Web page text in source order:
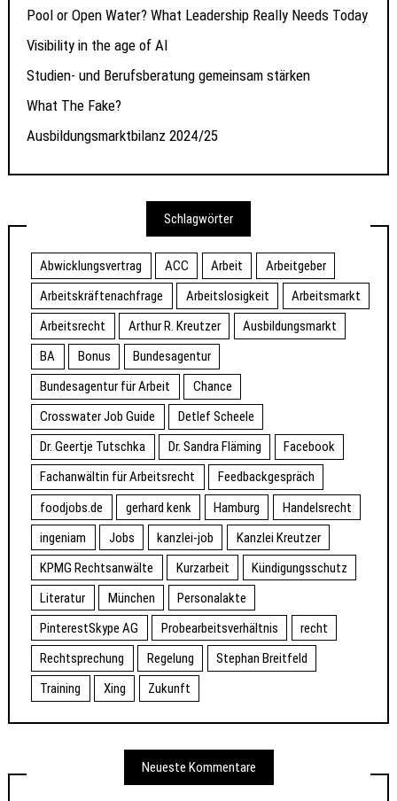
Pool or Open Water? What Leadership Really Needs Today
Visibility in the age of AI
Studien- und Berufsberatung gemeinsam stärken
What The Fake?
Ausbildungsmarktbilanz 2024/25
Schlagwörter
Abwicklungsvertrag ACC Arbeit
Arbeitgeber
Arbeitskräftenachfrage
Arbeitslosigkeit
Arbeitsmarkt
Arbeitsrecht
Arthur R. Kreutzer
Ausbildungsmarkt
BA
Bonus
Bundesagentur
Bundesagentur für Arbeit
Chance
Crosswater Job Guide
Detlef Scheele
Dr. Geertje Tutschka
Dr. Sandra Fläming
Facebook
Fachanwältin für Arbeitsrecht
Feedbackgespräch
foodjobs.de
gerhard kenk Hamburg
Handelsrecht
ingeniam
Jobs kanzlei-job
Kanzlei Kreutzer
KPMG Rechtsanwälte
Kurzarbeit
Kündigungsschutz
Literatur
München
Personalakte
PinterestSkype AG
Probearbeitsverhältnis
recht
Rechtsprechung
Regelung
Stephan Breitfeld
Training
Xing Zukunft
Neueste Kommentare